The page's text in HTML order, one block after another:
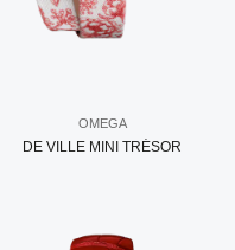
OMEGA
DE VILLE MINI TRÉSOR